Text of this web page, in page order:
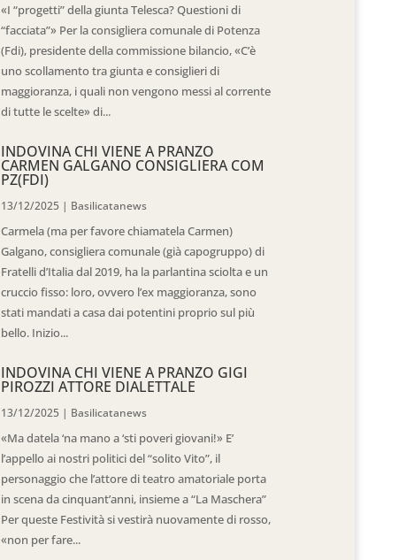
«I “progetti” della giunta Telesca? Questioni di
“facciata”» Per la consigliera comunale di Potenza
(Fdi), presidente della commissione bilancio, «C’è
uno scollamento tra giunta e consiglieri di
maggioranza, i quali non vengono messi al corrente
di tutte le scelte» di...
INDOVINA CHI VIENE A PRANZO
CARMEN GALGANO CONSIGLIERA COM
PZ(FDI)
13/12/2025 | Basilicatanews
Carmela (ma per favore chiamatela Carmen)
Galgano, consigliera comunale (già capogruppo) di
Fratelli d’Italia dal 2019, ha la parlantina sciolta e un
cruccio fisso: loro, ovvero l’ex maggioranza, sono
stati mandati a casa dai potentini proprio sul più
bello. Inizio...
INDOVINA CHI VIENE A PRANZO GIGI
PIROZZI ATTORE DIALETTALE
13/12/2025 | Basilicatanews
«Ma datela ‘na mano a ‘sti poveri giovani!» E’
l’appello ai nostri politici del “solito Vito”, il
personaggio che l’attore di teatro amatoriale porta
in scena da cinquant’anni, insieme a “La Maschera”
Per queste Festività si vestirà nuovamente di rosso,
«non per fare...